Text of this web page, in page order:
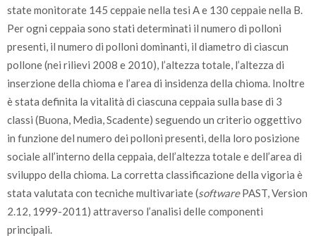
state monitorate 145 ceppaie nella tesi A e 130 ceppaie nella B.
Per ogni ceppaia sono stati determinati il numero di polloni
presenti, il numero di polloni dominanti, il diametro di ciascun
pollone (nei rilievi 2008 e 2010), l’altezza totale, l’altezza di
inserzione della chioma e l’area di insidenza della chioma. Inoltre
è stata definita la vitalità di ciascuna ceppaia sulla base di 3
classi (Buona, Media, Scadente) seguendo un criterio oggettivo
in funzione del numero dei polloni presenti, della loro posizione
sociale all’interno della ceppaia, dell’altezza totale e dell’area di
sviluppo della chioma. La corretta classificazione della vigoria è
stata valutata con tecniche multivariate (softwarePAST, Version
2.12, 1999-2011) attraverso l’analisi delle componenti
principali.